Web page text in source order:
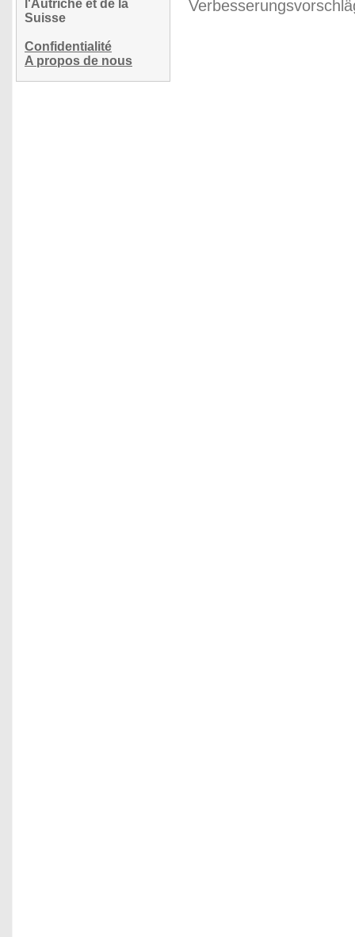
l'Autriche et de la
Suisse
Confidentialité
A propos de nous